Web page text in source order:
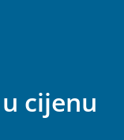
cijenu